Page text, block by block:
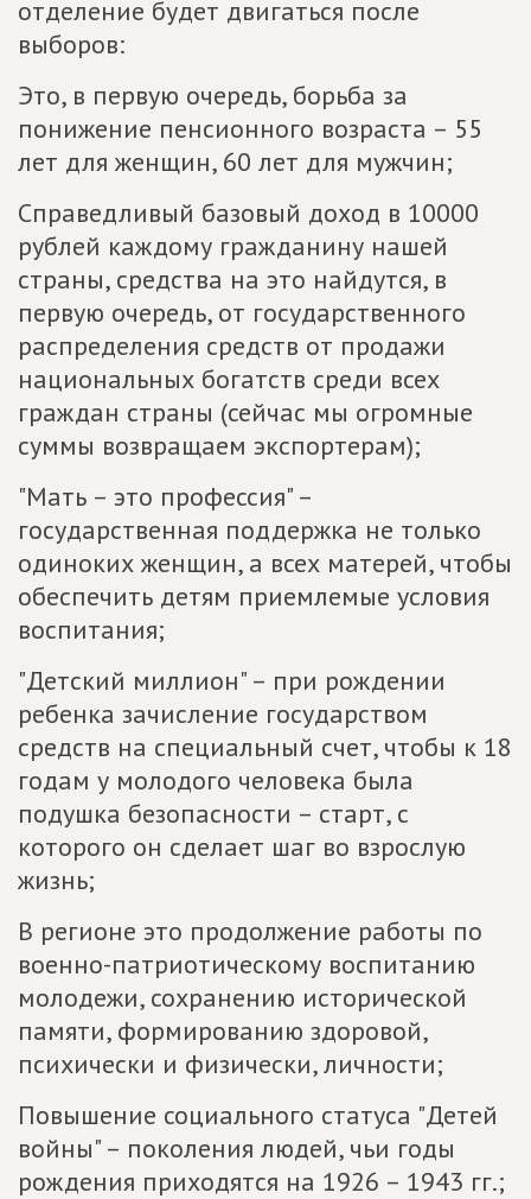
отделение будет двигаться после
выборов:
Это, в первую очередь, борьба за
понижение пенсионного возраста – 55
лет для женщин, 60 лет для мужчин;
Справедливый базовый доход в 10000
рублей каждому гражданину нашей
страны, средства на это найдутся, в
первую очередь, от государственного
распределения средств от продажи
национальных богатств среди всех
граждан страны (сейчас мы огромные
суммы возвращаем экспортерам);
"Мать – это профессия" –
государственная поддержка не только
одиноких женщин, а всех матерей, чтобы
обеспечить детям приемлемые условия
воспитания;
"Детский миллион" – при рождении
ребенка зачисление государством
средств на специальный счет, чтобы к 18
годам у молодого человека была
подушка безопасности – старт, с
которого он сделает шаг во взрослую
жизнь;
В регионе это продолжение работы по
военно-патриотическому воспитанию
молодежи, сохранению исторической
памяти, формированию здоровой,
психически и физически, личности;
Повышение социального статуса "Детей
войны" – поколения людей, чьи годы
рождения приходятся на 1926 – 1943 гг.;